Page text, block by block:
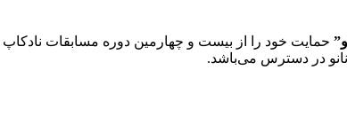
حمایت خود را از بیست و چهارمین دوره مسابقات